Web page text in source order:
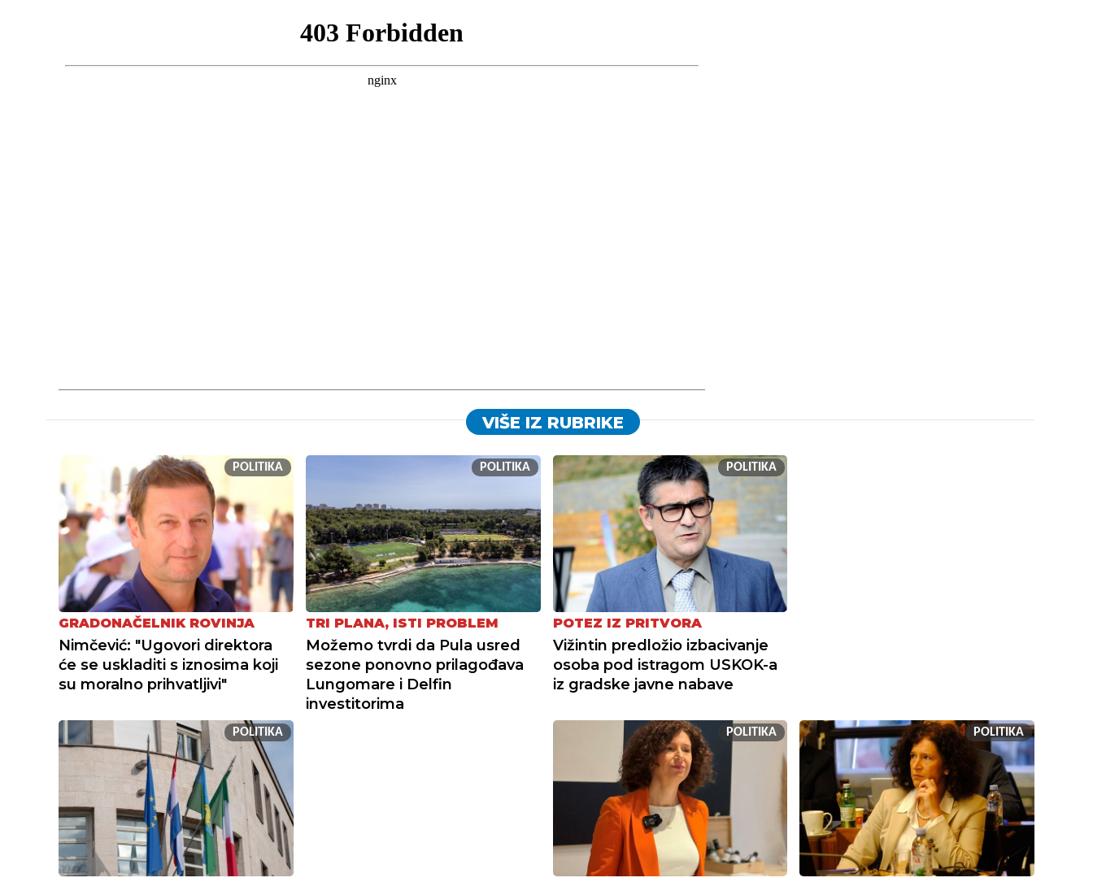
VIŠE IZ RUBRIKE
POLITIKA
GRADONAČELNIK ROVINJA
Nimčević: "Ugovori direktora
će se uskladiti s iznosima koji
su moralno prihvatljivi"
POLITIKA
TRI PLANA, ISTI PROBLEM
Možemo tvrdi da Pula usred
sezone ponovno prilagođava
Lungomare i Delfin
investitorima
POLITIKA
POTEZ IZ PRITVORA
Vižintin predložio izbacivanje
osoba pod istragom USKOK-a
iz gradske javne nabave
POLITIKA POLITIKA POLITIKA